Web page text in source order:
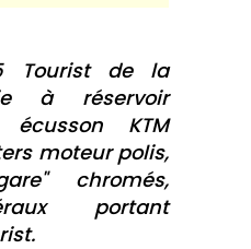
Tourist de la
à réservoir
KTM
moteur polis,
chromés,
portant